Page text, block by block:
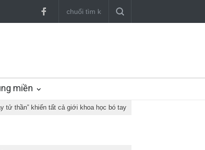
miền
tử thần” khiến tất cả giới khoa học bó tay